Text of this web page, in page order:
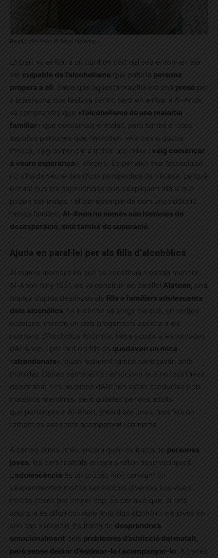
Reunió d’Al-Anon © Sergi Alemany
L’Albert va arribar a un punt on part del seu entorn el feia
ser
culpable de l’alcoholisme que patia la persona
propera a ell. Sabia que aquesta malaltia era una presó per
a la persona que l’estava patint, però en arribar a Al-Anon,
va comprendre que «l’alcoholisme és una malaltia
familiar» que consumeix el malalt, però també a totes
aquelles persones que l’envolten. «Als tres o quatre
mesos, vaig començar a trobar-me millor i vaig començar
a veure esperança «, afegeix. És per això que l’associació
no s’ha de veure des d’una perspectiva de tristesa, perquè
encara que les experiències que s’expliquen allà sí que
poden ser tristes, i el clar exemple de com una addicció
trenca famílies, Al-Anon no només són històries de
desesperació, sinó també de superació.
Ajuda en paral·lel per als fills d’alcohòlics
Al mateix moment en què es constituïa a escala mundial
Al-Anon l’any 1951, es va construir en paral·lel Alateen, una
branca d’ajuda destinada als fills o familiars adolescents
dels alcohòlics. La iniciativa va sorgir perquè, en moltes
ocasions, mentre un dels progenitors assistia a les
reunions d’Alcohòlics Anònims, l’altre acudia a les jornades
d’Al-Anon, i per tant els fills es quedaven un mica
«abandonats«, quan realment també carregaven amb
motxilles plenes sentiments i emocions que necessitaven
deixar anar. Les reunions d’Alateen estan conduïdes pels
mateixos membres, però guiades per dos adults
que pertanyen a Al-Anon, creant així una atmosfera on
tothom es pot sentir acompanyat i comprès.
A certes edats i més encara quan es tracta de persones
joves, les personalitats encara s’estan desenvolupant.
L’adolescència és un procés molt canviant on
s’experimenten moltes sensacions diverses i es viuen
moltes coses per primer cop. És per això que, si pels
adults ja és difícil conviure amb algú alcohòlic, els joves no
són cap excepció. Es tracta de desprendre’s
emocionalment dels problemes d’addicció del malalt,
però sense deixar d’estimar-lo i acompanyar-lo . A través